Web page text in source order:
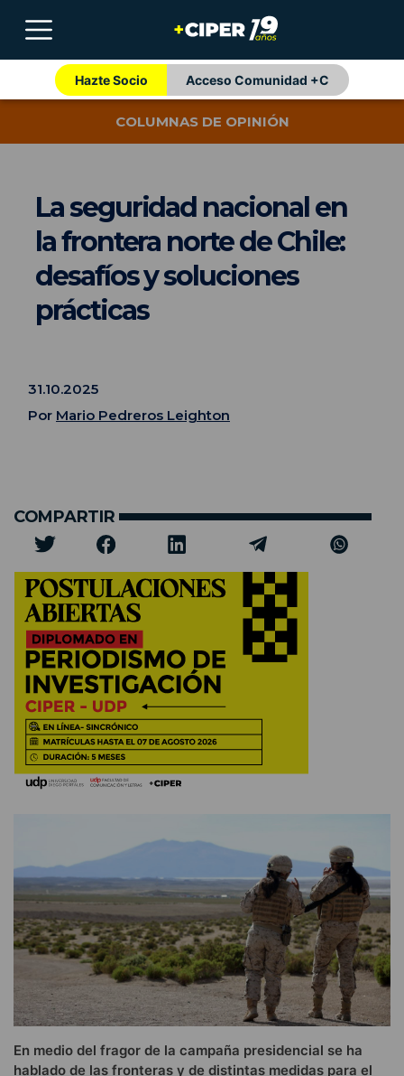
Hazte Socio Acceso Comunidad +C
COLUMNAS DE OPINIÓN
La seguridad nacional en
la frontera norte de Chile:
desafíos y soluciones
prácticas
31.10.2025
Por Mario Pedreros Leighton
COMPARTIR
En medio del fragor de la campaña presidencial se ha
hablado de las fronteras y de distintas medidas para el